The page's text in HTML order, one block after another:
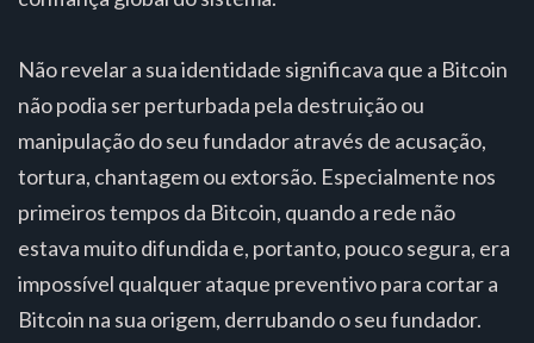
Não revelar a sua identidade significava que a Bitcoin
não podia ser perturbada pela destruição ou
manipulação do seu fundador através de acusação,
tortura, chantagem ou extorsão. Especialmente nos
primeiros tempos da Bitcoin, quando a rede não
estava muito difundida e, portanto, pouco segura, era
impossível qualquer ataque preventivo para cortar a
Bitcoin na sua origem, derrubando o seu fundador.